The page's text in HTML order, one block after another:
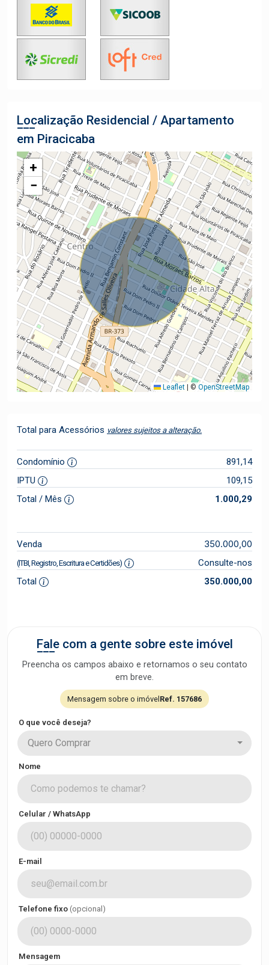
Localização Residencial / Apartamento
em Piracicaba
+
−
Leaflet © OpenStreetMap
Total para Acessórios valores sujeitos a alteração.
Condomínio
891,14
IPTU
109,15
Total / Mês
1.000,29
Venda 350.000,00
(ITBI, Registro, Escritura e Certidões)
Consulte-nos
Total
350.000,00
Fale com a gente sobre este imóvel
Preencha os campos abaixo e retornamos o seu contato
em breve.
Mensagem sobre o imóvel Ref. 157686
O que você deseja?
Quero Comprar
Nome
Celular / WhatsApp
E-mail
Telefone fixo (opcional)
Mensagem